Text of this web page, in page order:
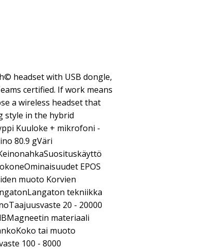
headset with USB dongle,
certified. If work means
a wireless headset that
style in the hybrid
Kuuloke + mikrofoni -
80.9 gVäri
EPOS
muoto Korvien
tekniikka
20 - 20000
materiaali
tai muoto
100 - 8000